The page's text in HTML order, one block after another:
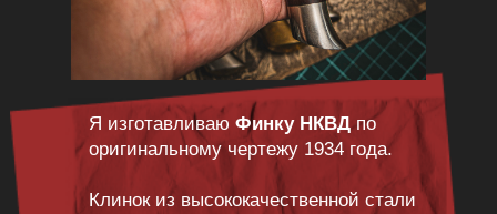
Я изготавливаю Финку НКВДпо
оригинальному чертежу 1934 года.
Клинок из высококачественной стали